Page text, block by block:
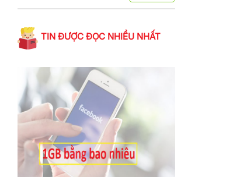
TIN ĐƯỢC ĐỌC NHIỀU NHẤT